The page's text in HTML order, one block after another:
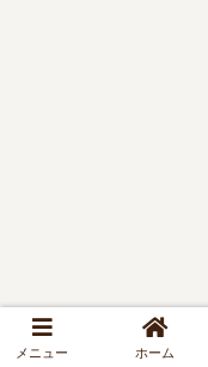
メニュー ホーム